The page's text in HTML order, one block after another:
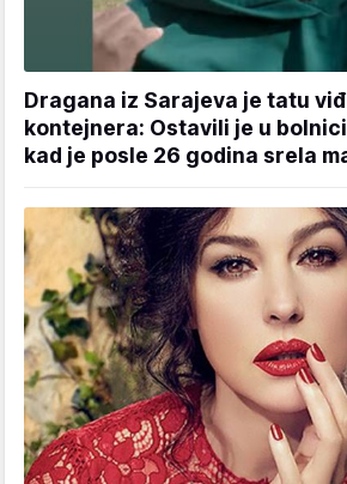
Dragana iz Sarajeva je tatu
kontejnera: Ostavili je u
kad je posle 26 godina srela